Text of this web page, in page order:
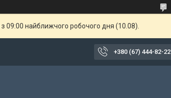
09:00 найближчого робочого дня (10.08).
+380 (67) 444-82-22